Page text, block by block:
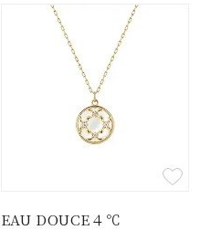
EAU DOUCE４℃